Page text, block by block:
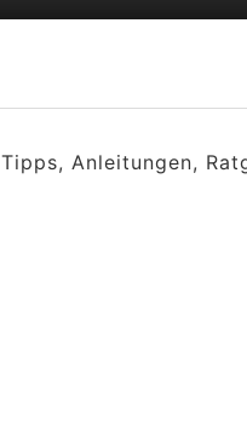
Tipps, Anleitungen,